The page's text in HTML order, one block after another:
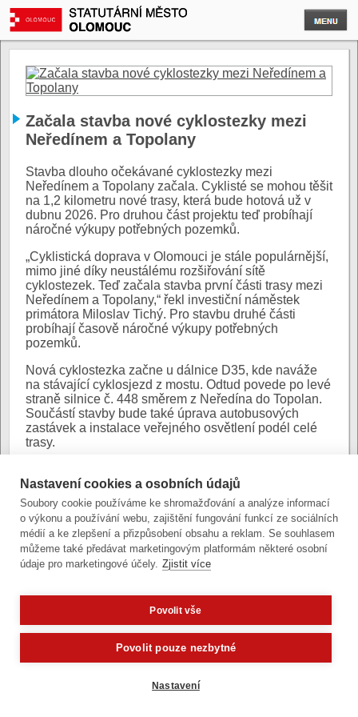
Začala stavba nové cyklostezky mezi
Neředínem a Topolany
Stavba dlouho očekávané cyklostezky mezi
Neředínem a Topolany začala. Cyklisté se mohou těšit
na 1,2 kilometru nové trasy, která bude hotová už v
dubnu 2026. Pro druhou část projektu teď probíhají
náročné výkupy potřebných pozemků.
„Cyklistická doprava v Olomouci je stále populárnější,
mimo jiné díky neustálému rozšiřování sítě
cyklostezek. Teď začala stavba první části trasy mezi
Neředínem a Topolany,“ řekl investiční náměstek
primátora Miloslav Tichý. Pro stavbu druhé části
probíhají časově náročné výkupy potřebných
pozemků.
Nová cyklostezka začne u dálnice D35, kde naváže
na stávající cyklosjezd z mostu. Odtud povede po levé
straně silnice č. 448 směrem z Neředína do Topolan.
Součástí stavby bude také úprava autobusových
zastávek a instalace veřejného osvětlení podél celé
trasy.
12,5 milionů korun a projekt je podpořen dotací z
Integrovaného regionálního operačního programu.
Autor: Bc. Jan Horejš|Poslední úprava:
8. července 2025 (út)
Články a fotografie lze kopírovat jen se svolením provozovatele
vývoj|správa obsahu| design:Rency
gdpr|cookies,
Nastavení cookies a osobních údajů
Soubory cookie používáme ke shromažďování a analýze informací
o výkonu a používání webu, zajištění fungování funkcí ze sociálních
médií a ke zlepšení a přizpůsobení obsahu a reklam. Se souhlasem
můžeme také předávat marketingovým platformám některé osobní
údaje pro marketingové účely. Zjistit více
Povolit vše
Povolit pouze nezbytné
Nastavení
Potřebujete poradit?Zeptejte se našeho asistenta